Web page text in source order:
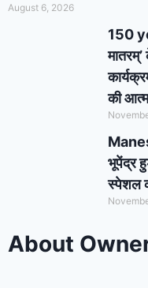
August 6, 2026
150
की
भूपेंद्र
स्पेशल
About